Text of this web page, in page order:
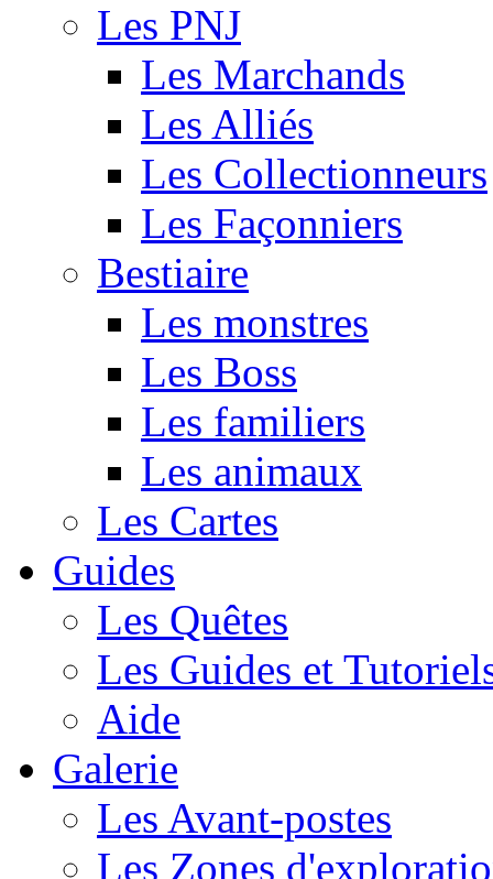
Les PNJ
Les Marchands
Les Alliés
Les Collectionneurs
Les Façonniers
Bestiaire
Les monstres
Les Boss
Les familiers
Les animaux
Les Cartes
Guides
Les Quêtes
Les Guides et
Aide
Galerie
Les Avant-postes
Les Zones